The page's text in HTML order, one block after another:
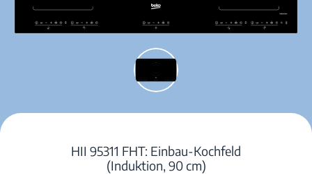
HII 95311 FHT: Einbau-Kochfeld
(Induktion, 90 cm)